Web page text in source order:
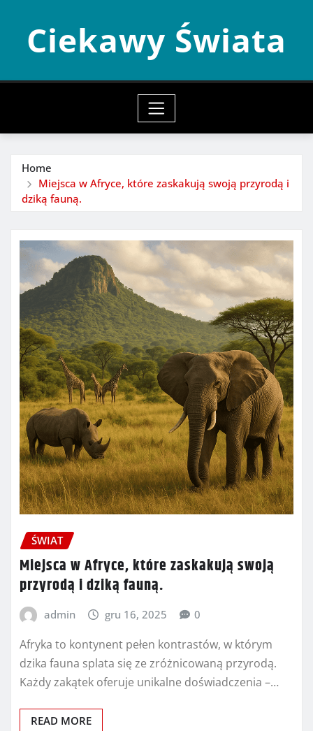
contentCiekawy Świata
Home
Miejsca w Afryce, które zaskakują swoją przyrodą i
dziką fauną.
ŚWIAT
Miejsca w Afryce, które zaskakują swoją
przyrodą i dziką fauną.
admin gru 16, 2025 0
Afryka to kontynent pełen kontrastów, w którym
dzika fauna splata się ze zróżnicowaną przyrodą.
Każdy zakątek oferuje unikalne doświadczenia –…
READ MORE